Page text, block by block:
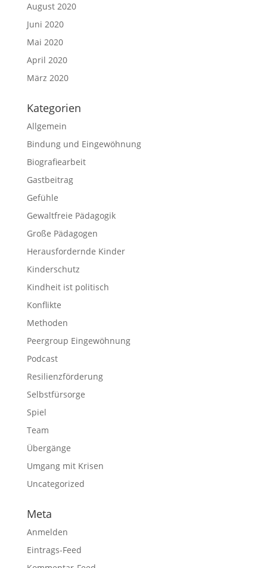
August 2020
Juni 2020
Mai 2020
April 2020
März 2020
Kategorien
Allgemein
Bindung und Eingewöhnung
Biografiearbeit
Gastbeitrag
Gefühle
Gewaltfreie Pädagogik
Große Pädagogen
Herausfordernde Kinder
Kinderschutz
Kindheit ist politisch
Konflikte
Methoden
Peergroup Eingewöhnung
Podcast
Resilienzförderung
Selbstfürsorge
Spiel
Team
Übergänge
Umgang mit Krisen
Uncategorized
Meta
Anmelden
Eintrags-Feed